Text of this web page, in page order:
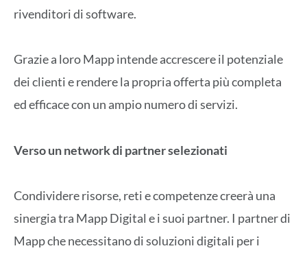
rivenditori di software.
Grazie a loro Mapp intende accrescere il potenziale
dei clienti e rendere la propria offerta più completa
ed efficace con un ampio numero di servizi.
Verso un network di partner selezionati
Condividere risorse, reti e competenze creerà una
sinergia tra Mapp Digital e i suoi partner. I partner di
Mapp che necessitano di soluzioni digitali per i